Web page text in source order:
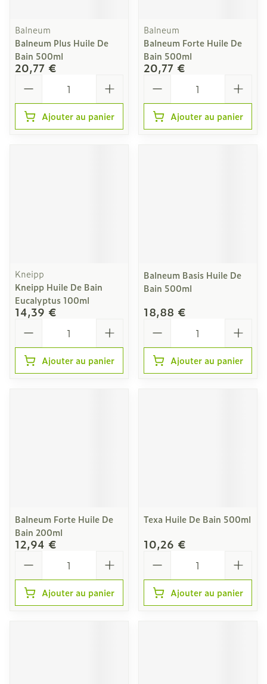
Balneum
Balneum Plus Huile De
Bain 500ml
20,77 €
Ajouter au panier
Balneum
Balneum Forte Huile De
Bain 500ml
20,77 €
Ajouter au panier
Kneipp
Kneipp Huile De Bain
Eucalyptus 100ml
14,39 €
Ajouter au panier
Balneum Basis Huile De
Bain 500ml
18,88 €
Ajouter au panier
Balneum Forte Huile De
Bain 200ml
12,94 €
Ajouter au panier
Texa Huile De Bain 500ml
10,26 €
Ajouter au panier